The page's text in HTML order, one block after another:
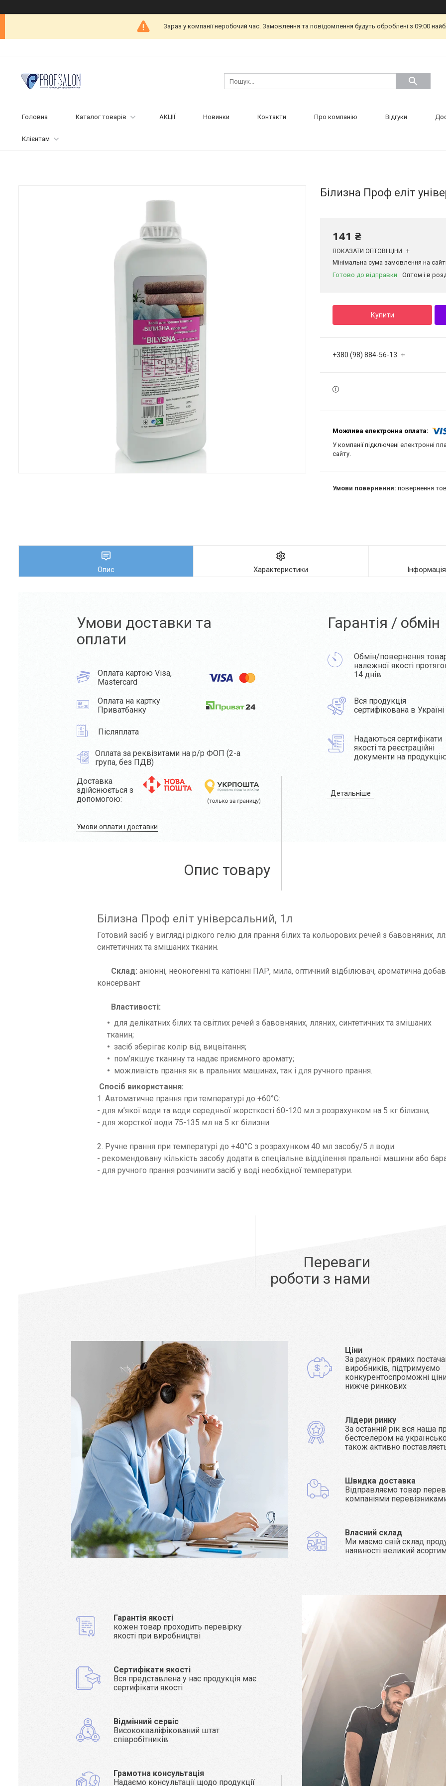
Зараз у компанії неробочий час. Замовлення та повідомлення будуть оброблені з 09:00
Головна Каталог товарів АКЦІЇ Новинки Контакти Про компанію Відгуки
Клієнтам
Білизна Проф еліт
141 ₴
ПОКАЗАТИ ОПТОВІ ЦІНИ
Мінімальна сума замовлення на
Готово до відправки
Оптом і в
Купити
+380 (98) 884-56-13
У компанії підключені електронні
сайту.
повернення
Опис Характеристики
Умови доставки та
оплати
Оплата картою Visa,
Mastercard
Оплата на картку
Приватбанку
Післяплата
Оплата за реквізитами на р/р ФОП (2-а
група, без ПДВ)
Доставка
здійснюється з
допомогою:
Умови оплати і доставки
Гарантія / обмін
Обмін/повернення
належної якості
14 днів
Вся продукція
сертифікована в Україні
Надаються сертифікати
якості та реєстраційні
документи на
Детальніше
Опис товару
Білизна Проф еліт універсальний, 1л
Готовий засіб у вигляді рідкого гелю для прання білих та кольорових речей з бавовняних,
синтетичних та змішаних тканин.
Склад: аніонні, неоногенні та катіонні ПАР, мила, оптичний відбілювач, ароматична
консервант
Властивості:
для делікатних білих та світлих речей з бавовняних, лляних, синтетичних та змішаних
тканин;
засіб зберігає колір від вицвітання;
пом’якшує тканину та надає приємного аромату;
можливість прання як в пральних машинах, так і для ручного прання.
Спосіб використання:
1. Автоматичне прання при температурі до +60°С:
- для м’якої води та води середньої жорсткості 60-120 мл з розрахунком на 5 кг білизни;
- для жорсткої води 75-135 мл на 5 кг білизни.
2. Ручне прання при температурі до +40°С з розрахунком 40 мл засобу/5 л води:
- рекомендовану кількість засобу додати в спеціальне відділення пральної машини або
- для ручного прання розчинити засіб у воді необхідної температури.
Переваги
роботи з нами
Ціни
За рахунок прямих
виробників, підтримуємо
конкурентоспроможні ціни
нижче ринкових
Лідери ринку
За останній рік вся наша
бестселером на
також активно
Швидка доставка
Відправляємо товар
компаніями
Власний склад
Ми маємо свій склад
наявності великий
Гарантія якості
кожен товар проходить перевірку
якості при виробництві
Сертифікати якості
Вся представлена у нас продукція має
сертифікати якості
Відмінний сервіс
Висококваліфікований штат
співробітників
Грамотна консультація
Надаємо консультації щодо продукції